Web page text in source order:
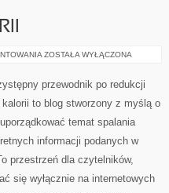
TRENINGI
ZOSTAŁA WYŁĄCZONA
przewodnik po redukcji
kalorii to blog stworzony z myślą o
temat spalania
informacji podanych w
przestrzeń dla czytelników,
się wyłącznie na internetowych